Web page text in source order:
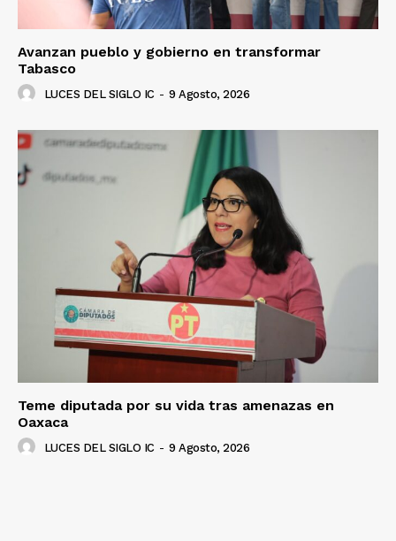
Avanzan pueblo y gobierno en transformar
Tabasco
LUCES DEL SIGLO IC - 9 Agosto, 2026
Teme diputada por su vida tras amenazas en
Oaxaca
LUCES DEL SIGLO IC - 9 Agosto, 2026